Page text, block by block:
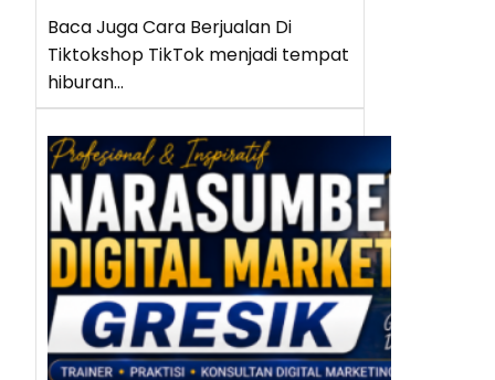
Baca Juga Cara Berjualan Di
Tiktokshop TikTok menjadi tempat
hiburan…